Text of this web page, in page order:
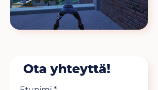
Ota yhteyttä!